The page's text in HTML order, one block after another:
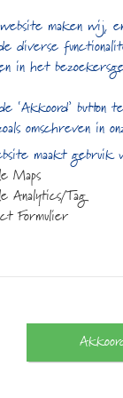
maken wij,
diverse
in het
‘Akkoord’
omschreven in
maakt gebruik
Maps
Analytics/Tag
Formulier